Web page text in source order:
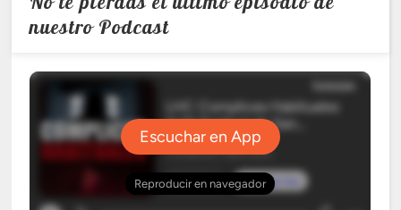
nuestro Podcast